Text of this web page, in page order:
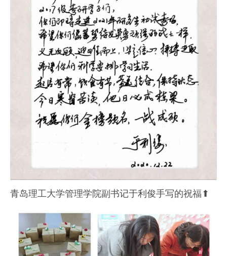
青岛理工大学管理学院副书记于利俊手写的祝福⬆